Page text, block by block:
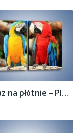
Obraz na płótnie – Ploty papuzie –...